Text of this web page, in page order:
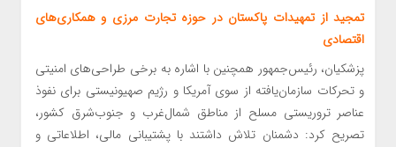
تمجید از تمهیدات پاکستان در حوزه تجارت مرزی و همکاری‌های
اقتصادی
پزشکیان، رئیس‌جمهور همچنین با اشاره به برخی طراحی‌های امنیتی
و تحرکات سازمان‌یافته از سوی آمریکا و رژیم صهیونیستی برای نفوذ
عناصر تروریستی مسلح از مناطق شمال‌غرب و جنوب‌شرق کشور،
تصریح کرد: دشمنان تلاش داشتند با پشتیبانی مالی، اطلاعاتی و